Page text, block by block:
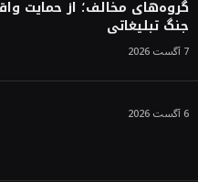
گروه‌های مخالف؛ از حمایت
جنگ تبلیغاتی
7 آگست 2026
6 آگست 2026